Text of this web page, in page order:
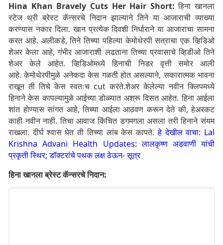
Hina Khan Bravely Cuts Her Hair Short:हिना खानला
स्टेज थ्री ब्रेस्ट कॅन्सरचे निदान झाल्याने तिने या आजाराची व्याख्या
करण्यास नकार दिला. खान प्रत्येक दिवशी निर्धाराने या आजाराचा सामना
करत आहे. अलीकडे, तिने तिच्या पहिल्या केमोथेरपी सत्राचा एक व्हिडिओ
शेअर केला आहे, गंभीर आजाराशी लढताना तिच्या प्रवासाचे व्हिडीओ तिने
शेअर केले आहेत. व्हिडिओमध्ये हिनाची निडर वृत्ती समोर आली
आहे.केमोथेरपीमुळे अनेकदा केस गळती होत असल्याने, सकारात्मक भावना
राखून ती तिचे केस स्वतःच cut करते.शेअर केलेल्या नवीन क्लिपमध्ये
हिनाने केस कापल्यामुळे आईच्या डोळ्यात अश्रू दिसत आहेत. हिना आईला
शांत होण्यास सांगत आहे, तिच्या आईला आठवण करून देते की, हेअरकट
काही नवीन नाही. तिचा आवाज किंचित डगमगला असला तरी हिनाने संयम
राखला. दीर्घ श्वास घेत ती तिच्या लांब केस कापते.हे देखील वाचा: Lal
Krishna Advani Health Updates: लालकृष्ण अडवाणी यांची
प्रकृती स्थिर; डॉक्टरांचे पथक लक्ष ठेऊन- सूत्र
हिना खानला ब्रेस्ट कॅन्सरचे निदान: